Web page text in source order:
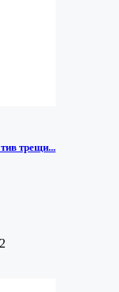
трещи...